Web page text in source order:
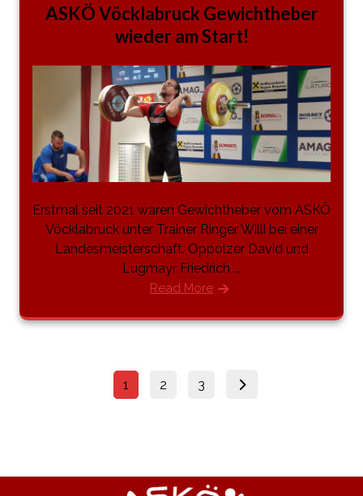
ASKÖ Vöcklabruck Gewichtheber
wieder am Start!
Erstmal seit 2021 waren Gewichtheber vom ASKÖ
Vöcklabruck unter Trainer Ringer Willi bei einer
Landesmeisterschaft. Oppolzer David und
Lugmayr Friedrich ...
Read More
1 2 3